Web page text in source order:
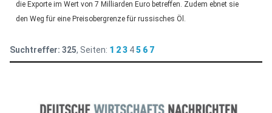
die Exporte im Wert von 7 Milliarden Euro betreffen. Zudem ebnet sie
den Weg für eine Preisobergrenze für russisches Öl.
Suchtreffer: 325, Seiten: 1 2 3 4 5 6 7